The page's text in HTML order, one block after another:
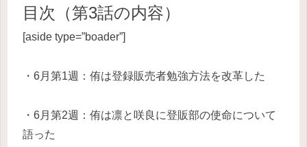
目次（第3話の内容）
[aside type=”boader”]
・6月第1週：侑は登録販売者勉強方法を改革した
・6月第2週：侑は凛と咲良に登販部の使命について
語った